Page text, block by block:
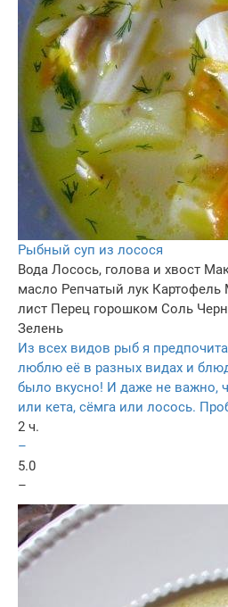
Рыбный суп из лосося
Вода Лосось, голова и хвост
масло Репчатый лук Картофель
лист Перец горошком Соль
Зелень
Из всех видов рыб я
люблю её в разных видах и
было вкусно! И даже не важно,
или кета, сёмга или лосось.
2 ч.
–
5.0
–